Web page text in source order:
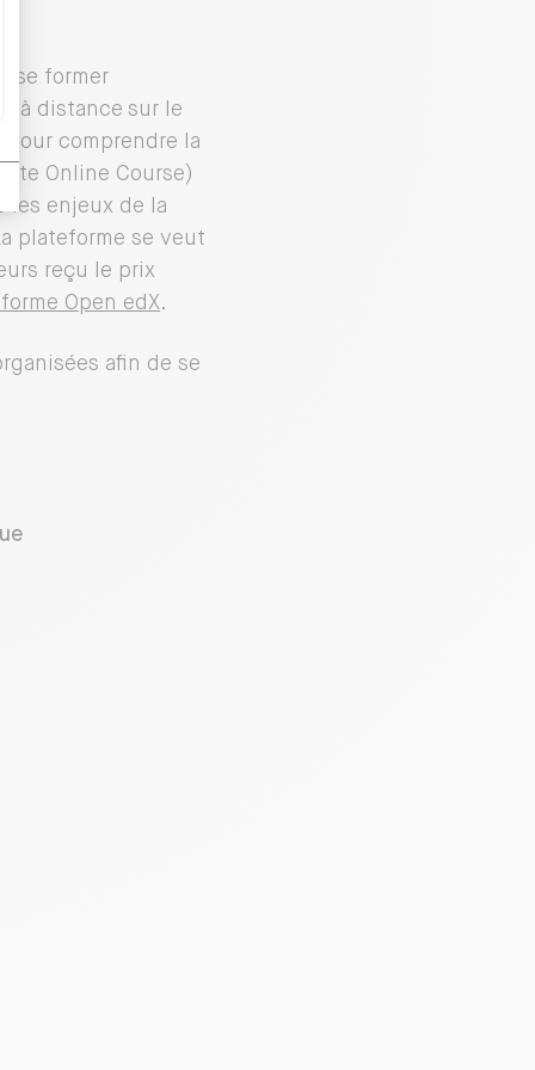
se former
à distance sur le
comprendre la
Online Course)
les enjeux de la
plateforme se veut
reçu le prix
Open edX.
afin de se